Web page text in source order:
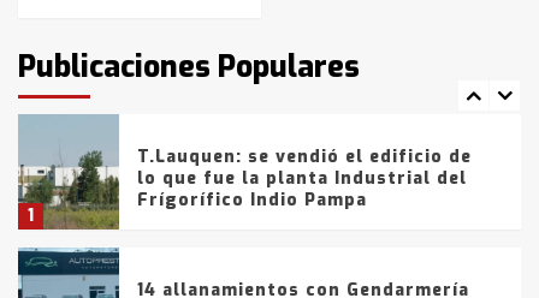
Publicaciones Populares
fueron detenidos por
comercialización de drogas en la
tarde del sábado
1
T.Lauquen: se vendió el edificio de
lo que fue la planta Industrial del
Frígorífico Indio Pampa
14 allanamientos con Gendarmería